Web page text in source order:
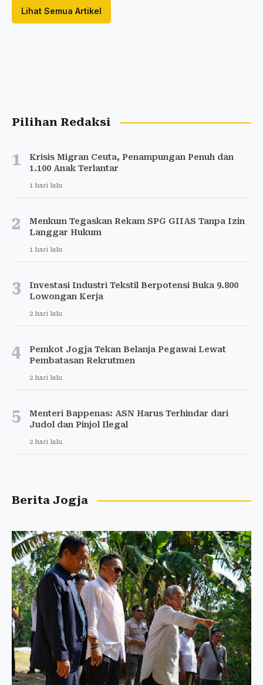
Lihat Semua Artikel
Pilihan Redaksi
1
Krisis Migran Ceuta, Penampungan Penuh dan
1.100 Anak Terlantar
1 hari lalu
2
Menkum Tegaskan Rekam SPG GIIAS Tanpa Izin
Langgar Hukum
1 hari lalu
3
Investasi Industri Tekstil Berpotensi Buka 9.800
Lowongan Kerja
2 hari lalu
4
Pemkot Jogja Tekan Belanja Pegawai Lewat
Pembatasan Rekrutmen
2 hari lalu
5
Menteri Bappenas: ASN Harus Terhindar dari
Judol dan Pinjol Ilegal
2 hari lalu
Berita Jogja